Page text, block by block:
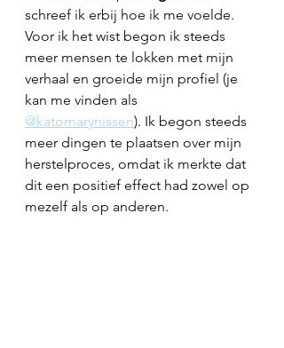
schreef ik erbij hoe ik me voelde.
Voor ik het wist begon ik steeds
meer mensen te lokken met mijn
verhaal en groeide mijn profiel (je
kan me vinden als
@katomarynissen). Ik begon steeds
meer dingen te plaatsen over mijn
herstelproces, omdat ik merkte dat
dit een positief effect had zowel op
mezelf als op anderen.